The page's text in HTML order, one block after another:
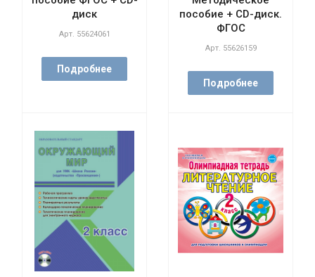
диск
Арт. 55624061
Подробнее
пособие + CD-диск.
ФГОС
Арт. 55626159
Подробнее